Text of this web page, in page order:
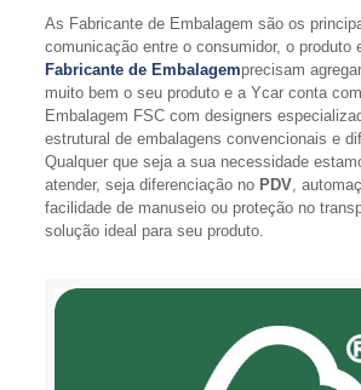
As Fabricante de Embalagem são os
comunicação entre o consumidor, o produto
Fabricante de Embalagemprecisam
muito bem o seu produto e a Ycar conta
Embalagem FSC com designers
estrutural de embalagens convencionais e
Qualquer que seja a sua necessidade
atender, seja diferenciação no PDV,
facilidade de manuseio ou proteção no
solução ideal para seu produto.